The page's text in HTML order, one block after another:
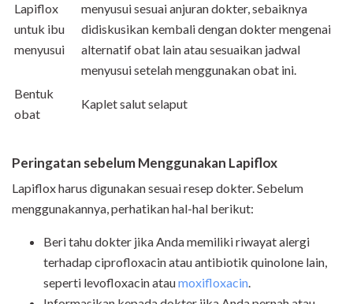
Lapiflox
untuk ibu
menyusui
menyusui sesuai anjuran dokter, sebaiknya
didiskusikan kembali dengan dokter mengenai
alternatif obat lain atau sesuaikan jadwal
menyusui setelah menggunakan obat ini.
Bentuk
obat
Kaplet salut selaput
Peringatan sebelum Menggunakan Lapiflox
Lapiflox harus digunakan sesuai resep dokter. Sebelum
menggunakannya, perhatikan hal-hal berikut:
Beri tahu dokter jika Anda memiliki riwayat alergi
terhadap ciprofloxacin atau antibiotik quinolone lain,
seperti levofloxacin ataumoxifloxacin.